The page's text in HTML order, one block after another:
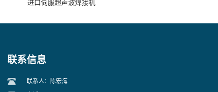
进口伺服超声波焊接机
联系信息
联系人：陈宏海